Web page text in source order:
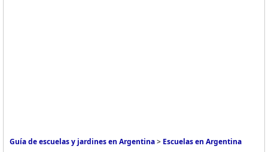
Guía de escuelas y jardines en Argentina> Escuelas en Argentina